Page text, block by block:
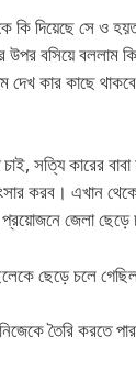
দিয়েছে সে ও
বসিয়ে বললাম
কার কাছে
সত্যি কারের
করব। এখান
প্রয়োজনে জেলা
ছেড়ে চলে
তৈরি করতে